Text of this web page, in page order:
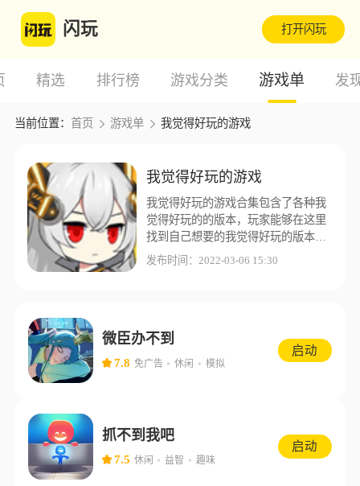
闪玩 打开闪玩
精选 排行榜 游戏分类 游戏单 发
当前位置： 首页 游戏单 我觉得好玩的游戏
我觉得好玩的游戏
我觉得好玩的游戏合集包含了各种我
觉得好玩的的版本，玩家能够在这里
找到自己想要的我觉得好玩的版本，
闪玩游戏盒子为了让玩家能够有更好
发布时间：2022-03-06 15:30
微臣办不到
7.8 免广告 休闲 模拟
启动
抓不到我吧
7.5 休闲 益智 趣味
启动